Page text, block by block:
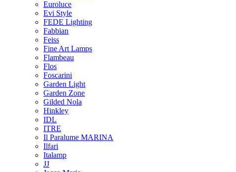
Euroluce
Evi Style
FEDE Lighting
Fabbian
Feiss
Fine Art Lamps
Flambeau
Flos
Foscarini
Garden Light
Garden Zone
Gilded Nola
Hinkley
IDL
ITRE
Il Paralume MARINA
Ilfari
Italamp
JJ